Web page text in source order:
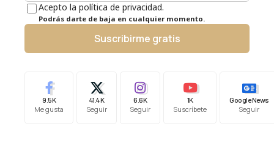
Acepto la política de privacidad.
Podrás darte de baja en cualquier momento.
Suscribirme gratis
9.5K
Me gusta
41.4K
Seguir
6.6K
Seguir
1K
Suscríbete
Google News
Seguir